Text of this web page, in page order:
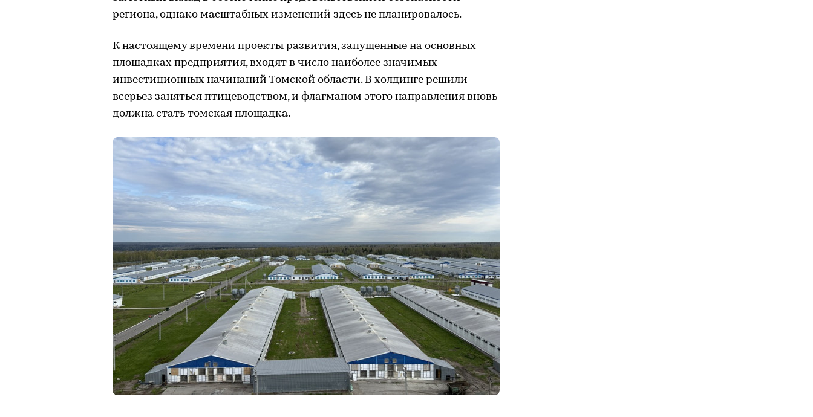
региона, однако масштабных изменений здесь не планировалось.
К настоящему времени проекты развития, запущенные на основных
площадках предприятия, входят в число наиболее значимых
инвестиционных начинаний Томской области. В холдинге решили
всерьез заняться птицеводством, и флагманом этого направления вновь
должна стать томская площадка.